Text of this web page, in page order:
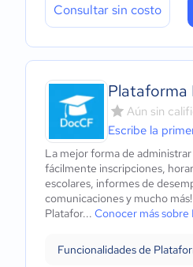
Consultar sin costo
Plataforma
Aún sin
Escribe la
La mejor forma de
fácilmente inscripciones,
escolares, informes de
comunicaciones y mucho
Platafor... Conocer más
Funcionalidades de